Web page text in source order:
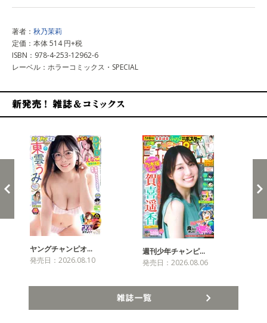
著者： 秋乃茉莉
定価：本体 514 円+税
ISBN：978-4-253-12962-6
レーベル：ホラーコミックス・SPECIAL
ヤングチャンピオ…
発売日：2026.08.10
週刊少年チャンピ…
発売日：2026.08.06